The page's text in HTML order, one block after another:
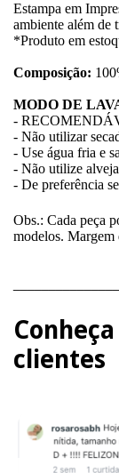
Estampa em
ambiente além de
*Produto em
Composição:
MODO DE
-
- Não utilizar
- Use água fria e
- Não utilize
- De preferência
Obs.: Cada peça
modelos. Margem
clientes